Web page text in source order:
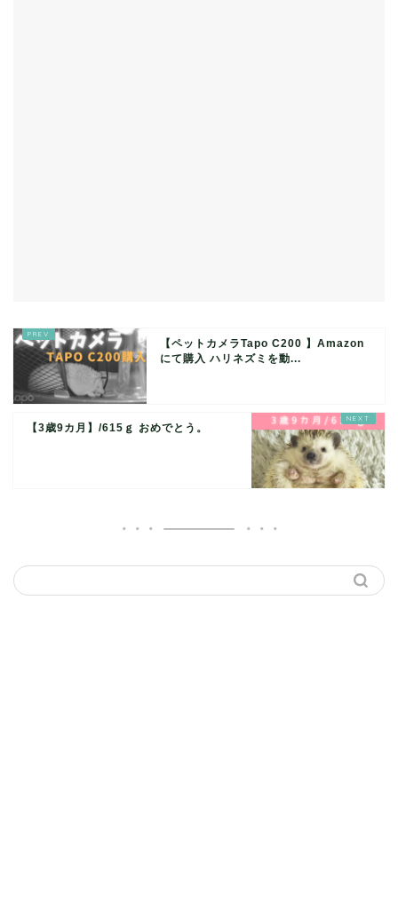
【ペットカメラTapo C200 】Amazon
にて購入 ハリネズミを動...
【3歳9カ月】/615ｇ おめでとう。